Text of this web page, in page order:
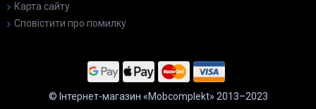
Карта сайту
Сповістити про помилку
© Інтернет-магазин «Mobcomplekt» 2013–2023